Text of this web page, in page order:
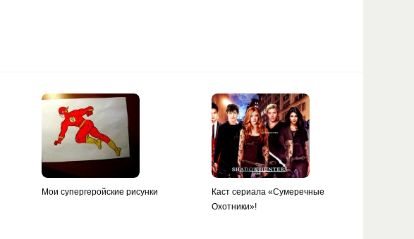
Мои супергеройские рисунки
Каст сериала «Сумеречные
Охотники»!